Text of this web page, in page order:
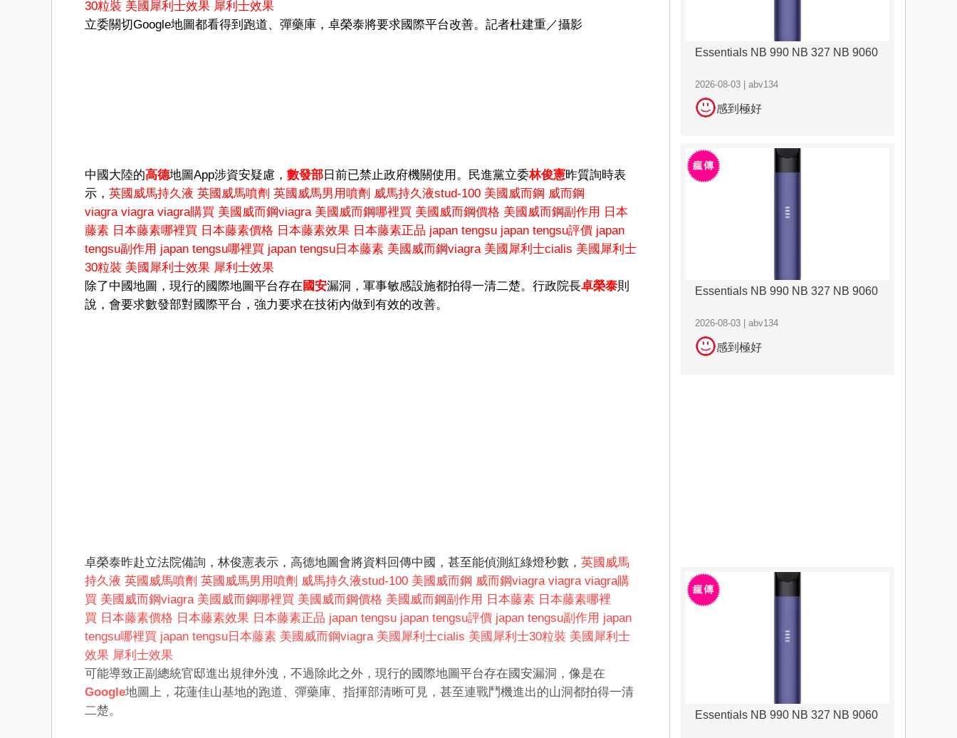
30粒裝 美國犀利士效果 犀利士效果
立委關切Google地圖都看得到跑道、彈藥庫，卓榮泰將要求國際平台改善。記者杜建重／攝影
中國大陸的高德地圖App涉資安疑慮， 數發部 日前已禁止政府機關使用。民進黨立委林俊憲昨質詢時表
示， 英國威馬持久液 英國威馬噴劑 英國威馬男用噴劑 威馬持久液stud-100 美國威而鋼 威而鋼
viagra viagra viagra購買 美國威而鋼viagra 美國威而鋼哪裡買 美國威而鋼價格 美國威而鋼副作用
日本
藤素 日本藤素哪裡買 日本藤素價格 日本藤素效果 日本藤素正品 japan tengsu japan tengsu評價 japan
tengsu副作用 japan tengsu哪裡買 japan tengsu日本藤素 美國威而鋼viagra 美國犀利士cialis 美國犀利士
30粒裝 美國犀利士效果 犀利士效果
除了中國地圖，現行的國際地圖平台存在 國安漏洞，軍事敏感設施都拍得一清二楚。行政院長卓榮泰則
說，會要求數發部對國際平台，強力要求在技術內做到有效的改善。
卓榮泰昨赴立法院備詢，林俊憲表示，高德地圖會將資料回傳中國，甚至能偵測紅綠燈秒數， 英國威馬
持久液 英國威馬噴劑 英國威馬男用噴劑 威馬持久液stud-100 美國威而鋼 威而鋼viagra viagra viagra購
買 美國威而鋼viagra 美國威而鋼哪裡買 美國威而鋼價格 美國威而鋼副作用 日本藤素 日本藤素哪裡
買 日本藤素價格 日本藤素效果 日本藤素正品 japan tengsu japan tengsu評價 japan tengsu副作用 japan
tengsu哪裡買 japan tengsu日本藤素 美國威而鋼viagra 美國犀利士cialis 美國犀利士30粒裝 美國犀利士
效果 犀利士效果
可能導致正副總統官邸進出規律外洩，不過除此之外，現行的國際地圖平台存在國安漏洞，像是在
Google地圖上，花蓮佳山基地的跑道、彈藥庫、指揮部清晰可見，甚至連戰鬥機進出的山洞都拍得一清
二楚。
Essentials NB 990 NB 327 NB 9060
2026-08-03 | abv134
感到極好
Essentials NB 990 NB 327 NB 9060
2026-08-03 | abv134
感到極好
Essentials NB 990 NB 327 NB 9060